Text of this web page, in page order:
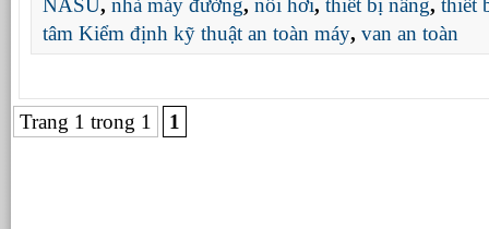
NASU, nhà máy đường, nồi hơi, thiết bị nâng, thiết
tâm Kiểm định kỹ thuật an toàn máy, van an toàn
Trang 1 trong 1 1